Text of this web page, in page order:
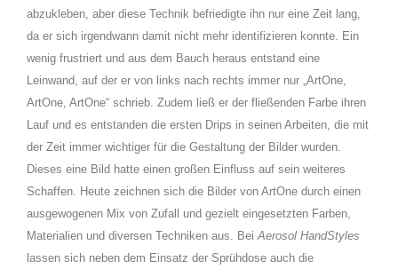
abzukleben, aber diese Technik befriedigte ihn nur eine Zeit lang,
da er sich irgendwann damit nicht mehr identifizieren konnte. Ein
wenig frustriert und aus dem Bauch heraus entstand eine
Leinwand, auf der er von links nach rechts immer nur „ArtOne,
ArtOne, ArtOne“ schrieb. Zudem ließ er der fließenden Farbe ihren
Lauf und es entstanden die ersten Drips in seinen Arbeiten, die mit
der Zeit immer wichtiger für die Gestaltung der Bilder wurden.
Dieses eine Bild hatte einen großen Einfluss auf sein weiteres
Schaffen. Heute zeichnen sich die Bilder von ArtOne durch einen
ausgewogenen Mix von Zufall und gezielt eingesetzten Farben,
Materialien und diversen Techniken aus. BeiAerosol HandStyles
lassen sich neben dem Einsatz der Sprühdose auch die